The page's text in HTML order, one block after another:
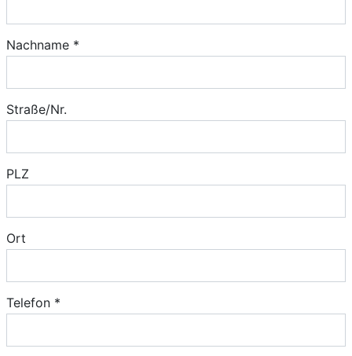
Nachname *
Straße/Nr.
PLZ
Ort
Telefon *